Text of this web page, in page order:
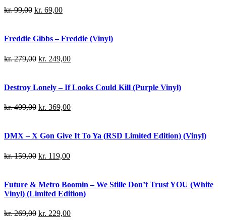
kr.99,00 kr. 69,00
Freddie Gibbs – Freddie (Vinyl)
kr.279,00 kr. 249,00
Destroy Lonely – If Looks Could Kill (Purple Vinyl)
kr.409,00 kr. 369,00
DMX – X Gon Give It To Ya (RSD Limited Edition) (Vinyl)
kr.159,00 kr. 119,00
Future & Metro Boomin – We Stille Don’t Trust YOU (White
Vinyl) (Limited Edition)
kr.269,00 kr. 229,00